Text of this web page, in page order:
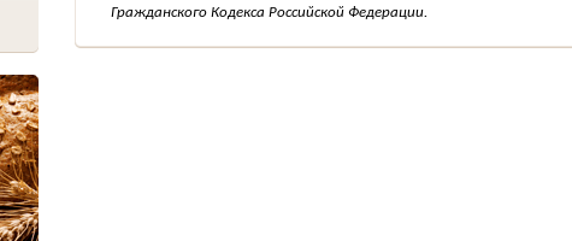
Гражданского Кодекса Российской Федерации.